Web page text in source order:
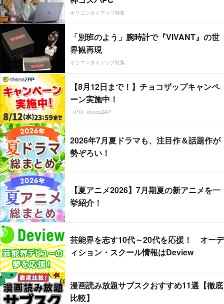
オリコンタイアップ特集
「別班のよう」腕時計で『VIVANT』の世
界観再現
オリコンタイアップ特集
【8月12日まで！】チョコザップキャンペ
ーン実施中！
（PR）chocoZAP
2026年7月夏ドラマも、注目作＆話題作が
勢ぞろい！
【夏アニメ2026】7月期夏の新アニメを一
挙紹介！
芸能界を志す10代～20代を応援！ オーデ
ィション・スクール情報はDeview
漫画読み放題サブスクおすすめ11選【徹底
比較】